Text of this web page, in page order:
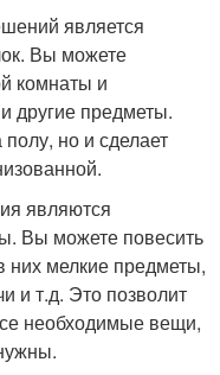
является
Вы можете
комнаты и
другие предметы.
но и сделает
являются
Вы можете повесить
них мелкие предметы,
и т.д. Это позволит
необходимые вещи,